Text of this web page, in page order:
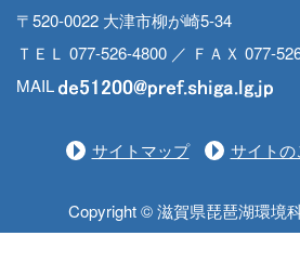
〒520-0022 大津市柳が崎5-34
ＴＥＬ 077-526-4800 ／ ＦＡＸ 077-
MAIL
サイトマップ サイトの
Copyright © 滋賀県琵琶湖環境